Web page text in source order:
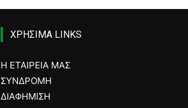
ΧΡΗΣΙΜΑ LINKS
Η ΕΤΑΙΡΕΙΑ ΜΑΣ
ΣΥΝΔΡΟΜΗ
ΔΙΑΦΗΜΙΣΗ